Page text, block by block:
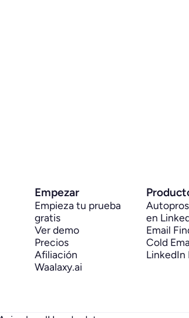
Empezar
Empieza tu prueba
gratis
Ver demo
Precios
Afiliación
Waalaxy.ai
en
Email
Cold
LinkedIn